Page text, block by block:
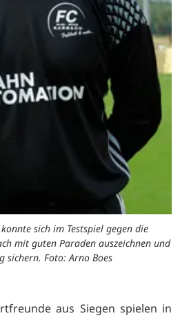
sich im Testspiel gegen die
mit guten Paraden auszeichnen und
sichern. Foto: Arno Boes
aus Siegen spielen in